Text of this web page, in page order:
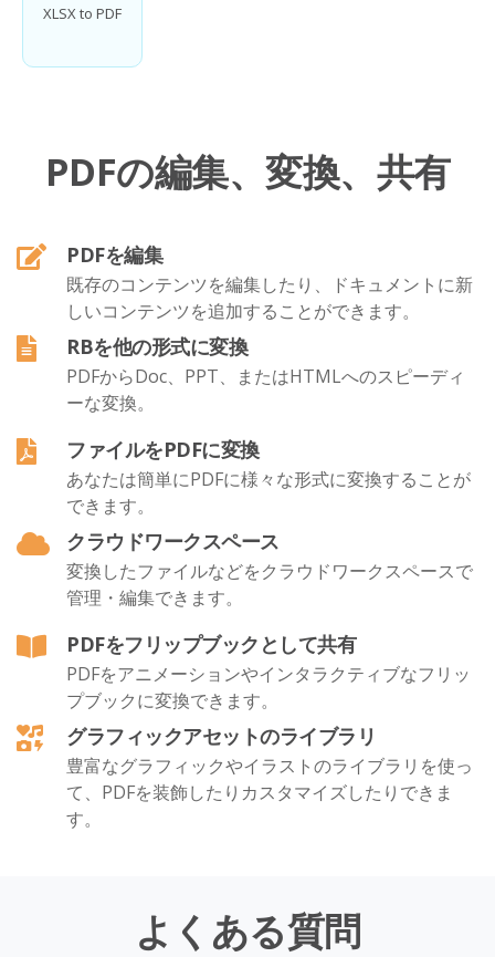
XLSX to PDF
PDFの編集、変換、共有
PDFを編集
既存のコンテンツを編集したり、ドキュメントに新
しいコンテンツを追加することができます。
RBを他の形式に変換
PDFからDoc、PPT、またはHTMLへのスピーディ
ーな変換。
ファイルをPDFに変換
あなたは簡単にPDFに様々な形式に変換することが
できます。
クラウドワークスペース
変換したファイルなどをクラウドワークスペースで
管理・編集できます。
PDFをフリップブックとして共有
PDFをアニメーションやインタラクティブなフリッ
プブックに変換できます。
グラフィックアセットのライブラリ
豊富なグラフィックやイラストのライブラリを使っ
て、PDFを装飾したりカスタマイズしたりできま
す。
よくある質問